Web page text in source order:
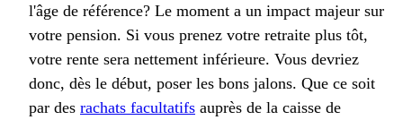
l'âge de référence? Le moment a un impact majeur sur
votre pension. Si vous prenez votre retraite plus tôt,
votre rente sera nettement inférieure. Vous devriez
donc, dès le début, poser les bons jalons. Que ce soit
par des rachats facultatifs auprès de la caisse de